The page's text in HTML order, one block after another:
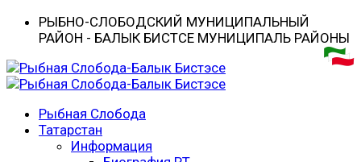
РЫБНО-CЛОБОДСКИЙ МУНИЦИПАЛЬНЫЙ
РАЙОН - БАЛЫК БИСТӘСЕ МУНИЦИПАЛЬ РАЙОНЫ
Рыбная Слобода
Татарстан
Информация